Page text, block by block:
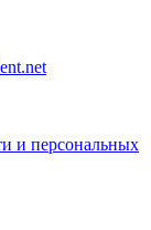
и персональных